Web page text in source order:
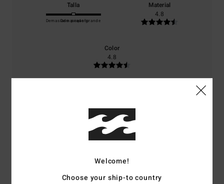
Talla
Demasiado pequeño
Demasiado grande
Material
4.8
Color
4.8
5/5
Mostrar original - English
Welcome!
Choose your ship-to country